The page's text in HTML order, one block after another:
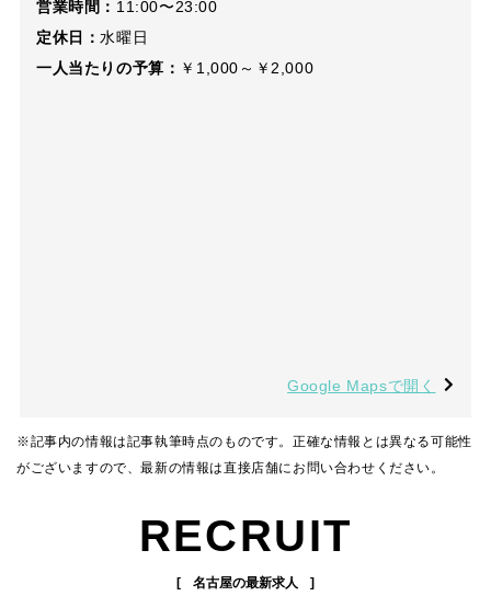
営業時間： 11:00〜23:00
定休日：水曜日
一人当たりの予算： ￥1,000～￥2,000
Google Mapsで開く
※記事内の情報は記事執筆時点のものです。正確な情報とは異なる可能性
がございますので、最新の情報は直接店舗にお問い合わせください。
RECRUIT
名古屋の最新求人